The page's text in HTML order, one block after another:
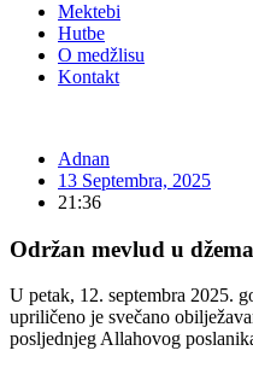
Mektebi
Hutbe
O medžlisu
Kontakt
Adnan
13 Septembra, 2025
21:36
Održan mevlud u
U petak, 12. septembra 2025.
upriličeno je svečano
posljednjeg Allahovog